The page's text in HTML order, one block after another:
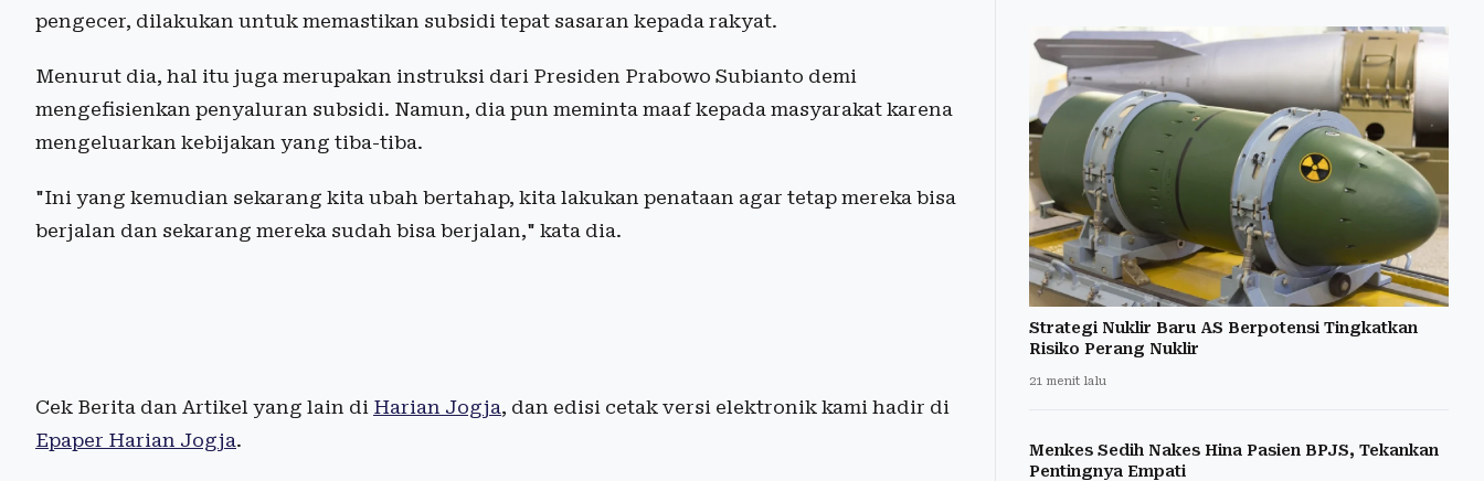
pengecer, dilakukan untuk memastikan subsidi tepat sasaran kepada rakyat.
Menurut dia, hal itu juga merupakan instruksi dari Presiden Prabowo Subianto demi
mengefisienkan penyaluran subsidi. Namun, dia pun meminta maaf kepada masyarakat karena
mengeluarkan kebijakan yang tiba-tiba.
"Ini yang kemudian sekarang kita ubah bertahap, kita lakukan penataan agar tetap mereka bisa
berjalan dan sekarang mereka sudah bisa berjalan," kata dia.
Cek Berita dan Artikel yang lain di Harian Jogja, dan edisi cetak versi elektronik kami hadir di
Epaper Harian Jogja.
Strategi Nuklir Baru AS Berpotensi Tingkatkan
Risiko Perang Nuklir
21 menit lalu
Menkes Sedih Nakes Hina Pasien BPJS, Tekankan
Pentingnya Empati